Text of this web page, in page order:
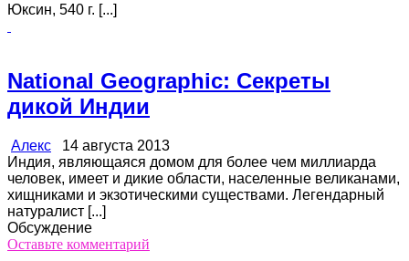
Юксин, 540 г. [...]
National Geographic: Секреты
дикой Индии
Алекс 14 августа 2013
Индия, являющаяся домом для более чем миллиарда
человек, имеет и дикие области, населенные великанами,
хищниками и экзотическими существами. Легендарный
натуралист [...]
Обсуждение
Оставьте комментарий